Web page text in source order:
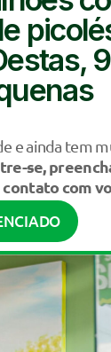
e ainda tem
se,
com